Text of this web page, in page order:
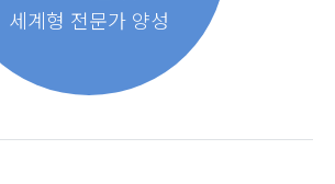
세계형 전문가 양성